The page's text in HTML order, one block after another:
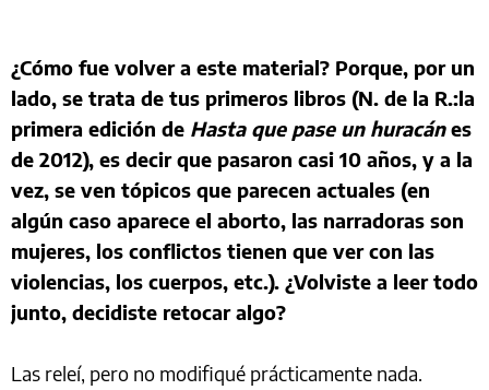
¿Cómo fue volver a este material? Porque, por un
lado, se trata de tus primeros libros (N. de la R.:la
primera edición de Hasta que pase un huracánes
de 2012), es decir que pasaron casi 10 años, y a la
vez, se ven tópicos que parecen actuales (en
algún caso aparece el aborto, las narradoras son
mujeres, los conflictos tienen que ver con las
violencias, los cuerpos, etc.). ¿Volviste a leer todo
junto, decidiste retocar algo?
Las releí, pero no modifiqué prácticamente nada.